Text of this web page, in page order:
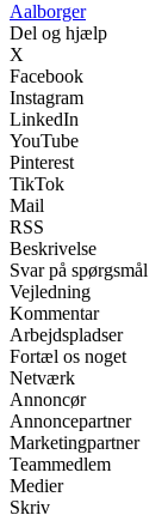
Aalborger
Del og hjælp
X
Facebook
Instagram
LinkedIn
YouTube
Pinterest
TikTok
Mail
RSS
Beskrivelse
Svar på spørgsmål
Vejledning
Kommentar
Arbejdspladser
Fortæl os noget
Netværk
Annoncør
Annoncepartner
Marketingpartner
Teammedlem
Medier
Skriv